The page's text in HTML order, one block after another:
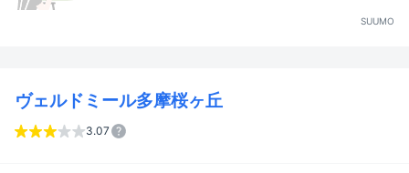
SUUMO
ヴェルドミール多摩桜ヶ丘
3.07